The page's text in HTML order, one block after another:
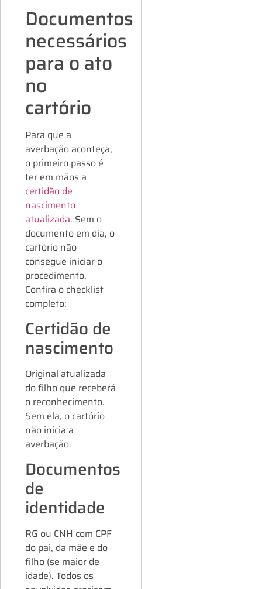
Documentos
necessários
para o ato
no
cartório
Para que a
averbação aconteça,
o primeiro passo é
ter em mãos a
certidão de
nascimento
atualizada. Sem o
documento em dia, o
cartório não
consegue iniciar o
procedimento.
Confira o checklist
completo:
Certidão de
nascimento
Original atualizada
do filho que receberá
o reconhecimento.
Sem ela, o cartório
não inicia a
averbação.
Documentos
de
identidade
RG ou CNH com CPF
do pai, da mãe e do
filho (se maior de
idade). Todos os